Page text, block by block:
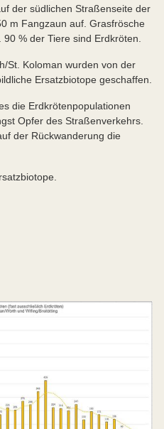
der südlichen Straßenseite der
m Fangzaun auf. Grasfrösche
% der Tiere sind Erdkröten.
St. Koloman wurden von der
Ersatzbiotope geschaffen.
die Erdkrötenpopulationen
Opfer des Straßenverkehrs.
der Rückwanderung die